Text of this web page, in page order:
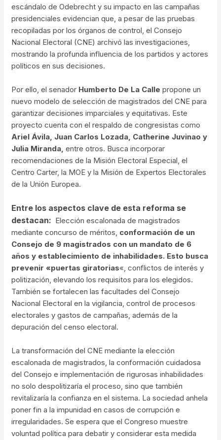
escándalo de Odebrecht y su impacto en las campañas
presidenciales evidencian que, a pesar de las pruebas
recopiladas por los órganos de control, el Consejo
Nacional Electoral (CNE) archivó las investigaciones,
mostrando la profunda influencia de los partidos y actores
políticos en sus decisiones.
Por ello, el senador Humberto De La Calle propone un
nuevo modelo de selección de magistrados del CNE para
garantizar decisiones imparciales y equitativas. Este
proyecto cuenta con el respaldo de congresistas como
Ariel Ávila, Juan Carlos Lozada, Catherine Juvinao y
Julia Miranda, entre otros. Busca incorporar
recomendaciones de la Misión Electoral Especial, el
Centro Carter, la MOE y la Misión de Expertos Electorales
de la Unión Europea.
Entre los aspectos clave de esta reforma se
destacan: Elección escalonada de magistrados
mediante concurso de méritos, conformación de un
Consejo de 9 magistrados con un mandato de 6
años y establecimiento de inhabilidades. Esto busca
prevenir «puertas giratorias«, conflictos de interés y
politización, elevando los requisitos para los elegidos.
También se fortalecen las facultades del Consejo
Nacional Electoral en la vigilancia, control de procesos
electorales y gastos de campañas, además de la
depuración del censo electoral.
La transformación del CNE mediante la elección
escalonada de magistrados, la conformación cuidadosa
del Consejo e implementación de rigurosas inhabilidades
no solo despolitizaría el proceso, sino que también
revitalizaría la confianza en el sistema. La sociedad anhela
poner fin a la impunidad en casos de corrupción e
irregularidades. Se espera que el Congreso muestre
voluntad política para debatir y considerar esta medida